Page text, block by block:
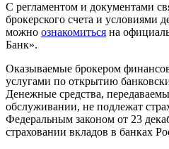
С регламентом и документами
брокерского счета и условиями
можно ознакомиться на
Банк».
Оказываемые брокером
услугами по открытию
Денежные средства,
обслуживании, не подлежат
Федеральным законом от 23
страховании вкладов в банках